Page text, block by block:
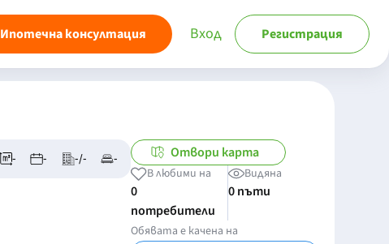
Ипотечна консултация Вход Регистрация
- - -/- - Отвори карта
В любими на
0
потребители
Видяна
0 пъти
Обявата е качена на